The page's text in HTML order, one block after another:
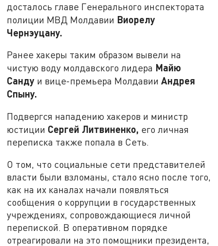
досталось главе Генерального инспектората
полиции МВД Молдавии Виорелу
Чернэуцану.
Ранее хакеры таким образом вывели на
чистую воду молдавского лидера Майю
Санду и вице-премьера МолдавииАндрея
Спыну.
Подвергся нападению хакеров и министр
юстиции Сергей Литвиненко, его личная
переписка также попала в Сеть.
О том, что социальные сети представителей
власти были взломаны, стало ясно после того,
как на их каналах начали появляться
сообщения о коррупции в государственных
учреждениях, сопровождающиеся личной
перепиской. В оперативном порядке
отреагировали на это помощники президента,